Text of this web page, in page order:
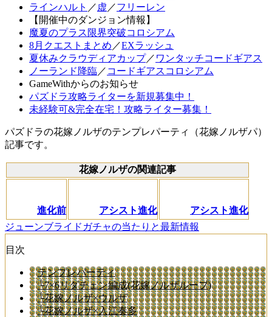
ラインハルト ／ 虚 ／フリーレン
【開催中のダンジョン情報】
魔夏のプラス限界突破コロシアム
8月クエストまとめ ／EXラッシュ
夏休みクラウディアカップ／ ワンタッチコードギアス
ノーランド降臨／ コードギアスコロシアム
GameWithからのお知らせ
パズドラ攻略ライターを新規募集中！
未経験可&完全在宅！攻略ライター募集！
パズドラの花嫁ノルザのテンプレパーティ（花嫁ノルザパ）
記事です。
花嫁ノルザの関連記事
進化前 アシスト進化
アシスト進化
ジューンブライドガチャの当たりと最新情報
目次
テンプレパーティ
└7×6リダチェン編成(花嫁ノルザループ)
└花嫁ノルザ×ウルザ
└花嫁ノルザ×入江奏多